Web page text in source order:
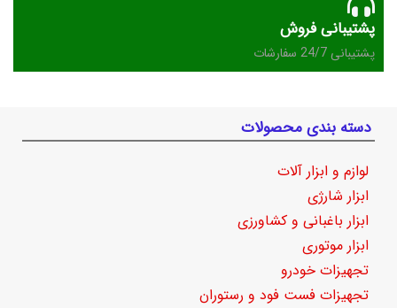
پشتیبانی فروش
پشتیبانی 24/7 سفارشات
دسته بندی محصولات
لوازم و ابزار آلات
ابزار شارژی
ابزار باغبانی و کشاورزی
ابزار موتوری
تجهیزات خودرو
تجهیزات فست فود و رستوران